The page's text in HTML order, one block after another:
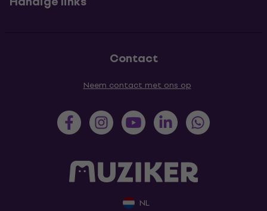
Contact
Neem contact met ons op
NL